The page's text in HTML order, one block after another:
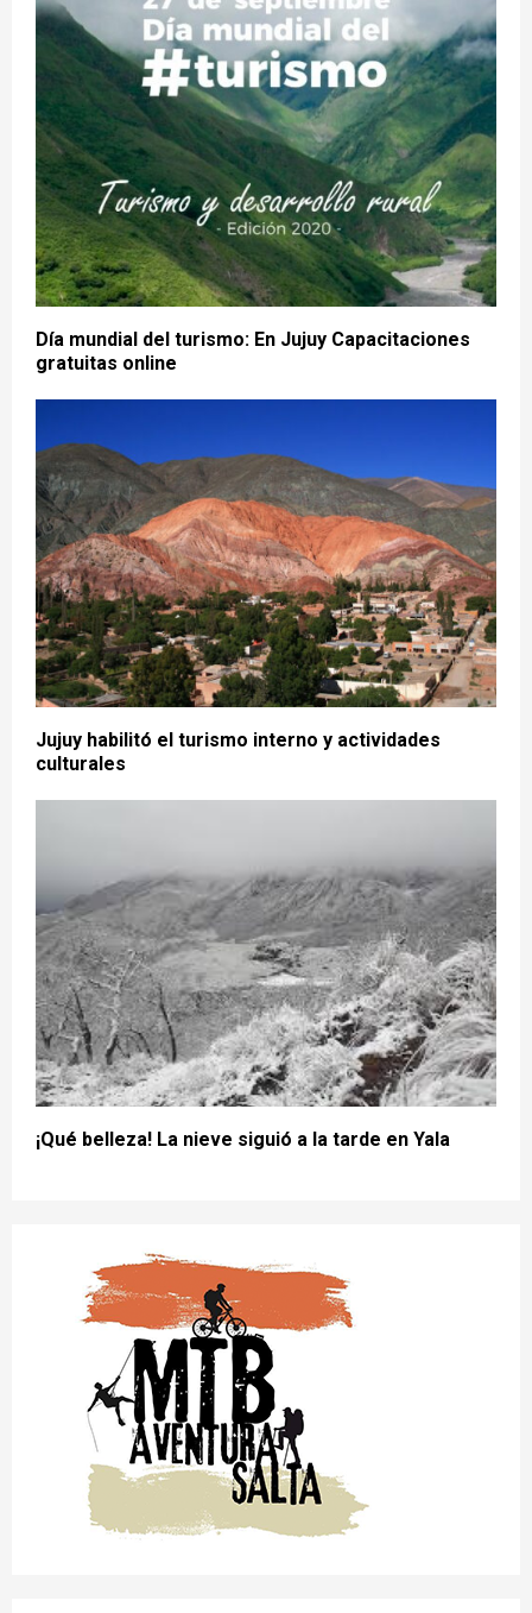
Día mundial del turismo: En Jujuy Capacitaciones
gratuitas online
Jujuy habilitó el turismo interno y actividades
culturales
¡Qué belleza! La nieve siguió a la tarde en Yala